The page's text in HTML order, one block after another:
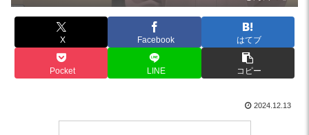
X Facebook はてブ
Pocket LINE コピー
2024.12.13